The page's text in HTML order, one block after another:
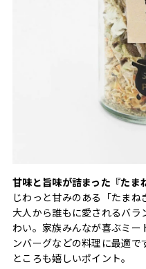
甘味と旨味が詰まった『たま
じわっと甘みのある「たま
大人から誰もに愛されるバ
わい。家族みんなが喜ぶミー
ンバーグなどの料理に最適で
ところも嬉しいポイント。